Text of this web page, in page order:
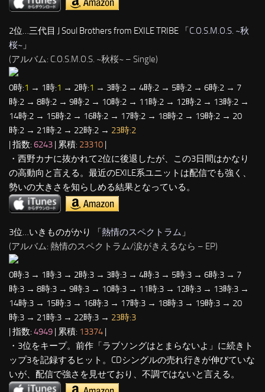
2位…三代目 J Soul Brothers from EXILE TRIBE 「C.O.S.M.O.S. ~秋
桜~ 」
(アルバム: C.O.S.M.O.S. ~秋桜~ – Single)
0時:1 → 1時:1 → 2時:1 → 3時:2 → 4時:2 → 5時:2 → 6時:2 → 7
時:2 → 8時:2 → 9時:2 → 10時:2 → 11時:2 → 12時:2 → 13時:2 →
14時:2 → 15時:2 → 16時:2 → 17時:2 → 18時:2 → 19時:2 → 20
時:2 → 21時:2 → 22時:2 → 23時:2
| 指数: 6243 | 累積: 23310 |
・西野カナに抜かれて2位に後退したが、この3日間はかなり
の高動向と言える。最近のEXILE系ユニットは配信でも強く、
勢いの大きさを知らしめる結果となっている。
3位…いきものがかり 「熱情のスペクトラム 」
(アルバム: 熱情のスペクトラム/涙がきえるなら – EP)
0時:3 → 1時:3 → 2時:3 → 3時:3 → 4時:3 → 5時:3 → 6時:3 → 7
時:3 → 8時:3 → 9時:3 → 10時:3 → 11時:3 → 12時:3 → 13時:3 →
14時:3 → 15時:3 → 16時:3 → 17時:3 → 18時:3 → 19時:3 → 20
時:3 → 21時:3 → 22時:3 → 23時:3
| 指数: 4949 | 累積: 13374 |
・3位をキープ。前作「ラブソングはとまらないよ」に続きト
ップ3を記録するヒット。CDシングルの売れ行きが伸びていな
いが、配信で強さを見せており、不調ではないと言える。